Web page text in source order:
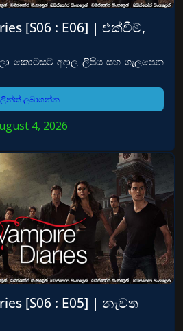
[S06 : E06] | එක්වීම්,
කොටසට අදාල ලිපිය සහ ගැලපෙන
ලින්ක් ලබාගන්න
4, 2026
[S06 : E05] | නැවත